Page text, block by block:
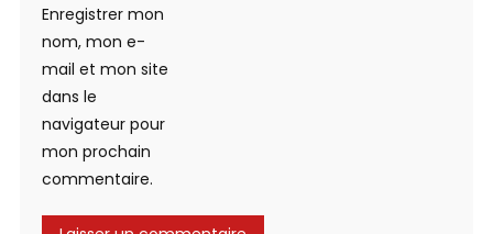
Enregistrer mon
nom, mon e-
mail et mon site
dans le
navigateur pour
mon prochain
commentaire.